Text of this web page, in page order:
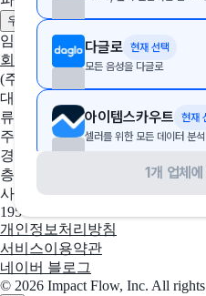
다글로 현재 선택
모든 음성을 다글로
아이템스카우트
현재
셀러를 위한 모든 데이터 분석
Drip
이커머스 중심의 이메일 마케
1개 업체
우리 솔루션 등록하기 제휴 문의
임팩트플로우
회사 소개
팀 소개 채용중인 포지
(주)임팩트플로우
대표자
류효권
주소
경기도 성남시 수정구 창업로
층 2호
사업자 등록번호
195-88-03109
개인정보처리방침
서비스이용약관
네이버 블로그
© 2026 Impact Flow, Inc. All rights